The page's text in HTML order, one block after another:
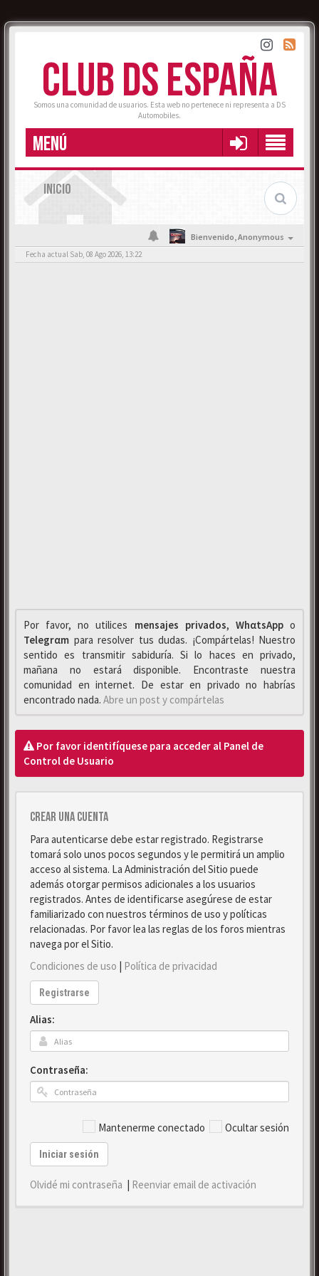
CLUB DS ESPAÑA
Somos una comunidad de usuarios. Esta web no pertenece ni representa a DS
Automobiles.
MENÚ
INICIO
Bienvenido,Anonymous
Fecha actual Sab, 08 Ago 2026, 13:22
Por favor, no utilices mensajes privados, WhαtsAppo
Telegrαm para resolver tus dudas. ¡Compártelas! Nuestro
sentido es transmitir sabiduría. Si lo haces en privado,
mañana no estará disponible. Encontraste nuestra
comunidad en internet. De estar en privado no habrías
encontrado nada. Abre un post y compártelas
Por favor identifíquese para acceder al Panel de
Control de Usuario
Crear una cuenta
Para autenticarse debe estar registrado. Registrarse
tomará solo unos pocos segundos y le permitirá un amplio
acceso al sistema. La Administración del Sitio puede
además otorgar permisos adicionales a los usuarios
registrados. Antes de identificarse asegúrese de estar
familiarizado con nuestros términos de uso y políticas
relacionadas. Por favor lea las reglas de los foros mientras
navega por el Sitio.
Condiciones de uso | Política de privacidad
Registrarse
Alias:
Contraseña:
Mantenerme conectado Ocultar sesión
Iniciar sesión
Olvidé mi contraseña | Reenviar email de activación